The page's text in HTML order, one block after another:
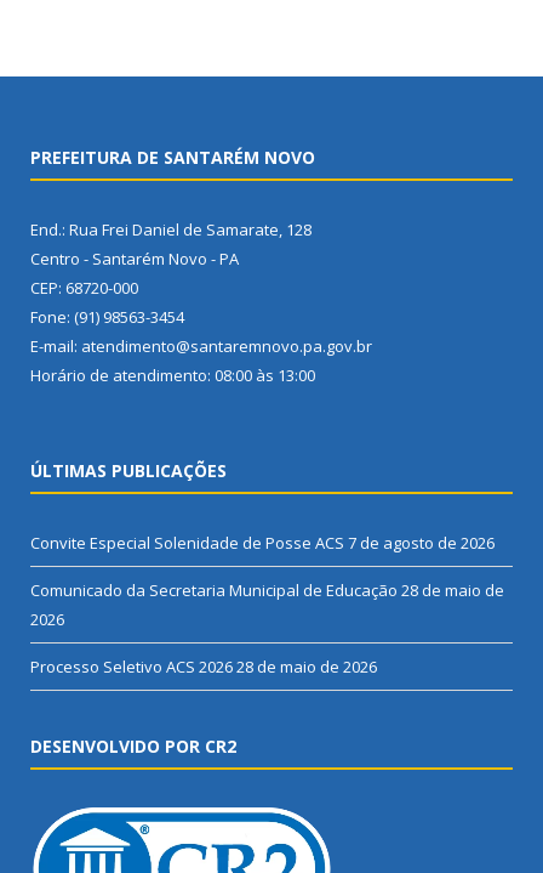
PREFEITURA DE SANTARÉM NOVO
End.: Rua Frei Daniel de Samarate, 128
Centro - Santarém Novo - PA
CEP: 68720-000
Fone: (91) 98563-3454
E-mail: atendimento@santaremnovo.pa.gov.br
Horário de atendimento: 08:00 às 13:00
ÚLTIMAS PUBLICAÇÕES
Convite Especial Solenidade de Posse ACS 7 de agosto de 2026
Comunicado da Secretaria Municipal de Educação 28 de maio de
2026
Processo Seletivo ACS 202628 de maio de 2026
DESENVOLVIDO POR CR2